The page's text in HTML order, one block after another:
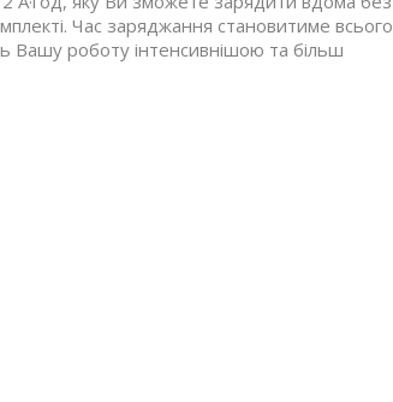
Час заряджання становитиме всього
Вашу роботу інтенсивнішою та більш